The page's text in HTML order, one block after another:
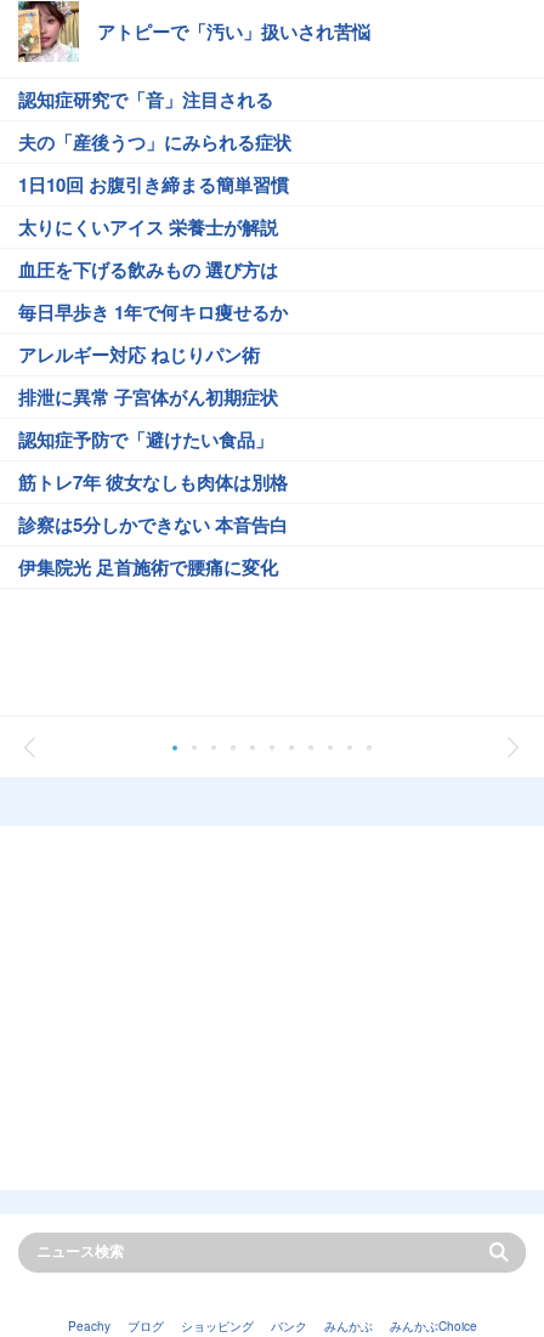
アトピーで「汚い」扱いされ苦悩
認知症研究で「音」注目される
夫の「産後うつ」にみられる症状
1日10回 お腹引き締まる簡単習慣
太りにくいアイス 栄養士が解説
血圧を下げる飲みもの 選び方は
毎日早歩き 1年で何キロ痩せるか
アレルギー対応 ねじりパン術
排泄に異常 子宮体がん初期症状
認知症予防で「避けたい食品」
筋トレ7年 彼女なしも肉体は別格
診察は5分しかできない 本音告白
伊集院光 足首施術で腰痛に変化
Peachy ブログ ショッピング バンク みんかぶ みんかぶChoice